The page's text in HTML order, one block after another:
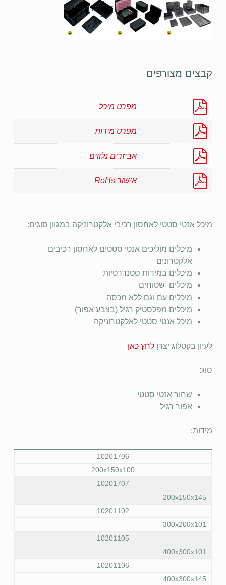
קבצים מצורפים
מפרט מיכל
מפרט מידות
אביזרים נלווים
אישור RoHs
מיכל אנטי סטטי לאחסון רכיבי אלקטרוניקה במגוון סוגים:
מיכלים מוליכים אנטי סטטים לאחסון רכיבים
אלקטרונים
מיכלים במידות סטנדרטיות
מיכלים שטוחים
מיכלים עם וגם ללא מכסה
מיכלים מפלסטיק רגיל (בצבע אפור)
מיכל אנטי סטטי לאלקטרוניקה
לעיון בקטלוג יצרן לחץ כאן
סוג:
שחור אנטי סטטי
אפור רגיל
מידות:
10201706
200x150x100
10201707
200x150x145
10201102
300x200x101
10201105
400x300x101
10201106
400x300x145